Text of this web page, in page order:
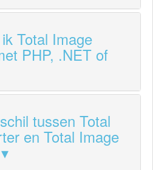
Total Image
PHP, .NET of
tussen Total
en Total Image